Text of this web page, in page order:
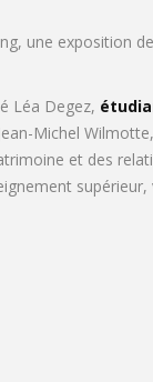
une exposition
Léa Degez,
Michel
et des